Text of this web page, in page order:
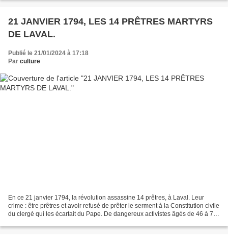
21 JANVIER 1794, LES 14 PRÊTRES MARTYRS
DE LAVAL.
Publié le 21/01/2024 à 17:18
Par culture
En ce 21 janvier 1794, la révolution assassine 14 prêtres, à Laval. Leur
crime : être prêtres et avoir refusé de prêter le serment à la Constitution civile
du clergé qui les écartait du Pape. De dangereux activistes âgés de 46 à 77